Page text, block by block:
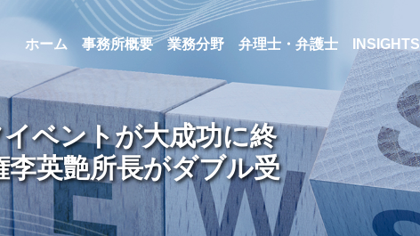
ホーム 事務所概要 業務分野 弁理士・弁護士 INSIGHTS
ベントが大成功に終
李英艶所長がダブル受